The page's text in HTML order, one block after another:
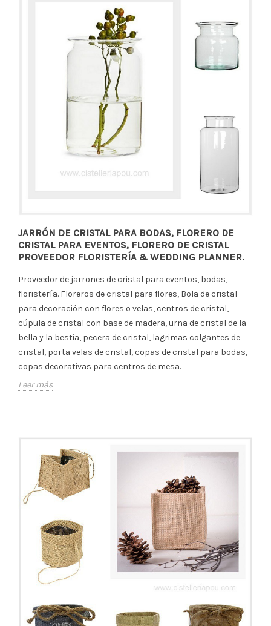
JARRÓN DE CRISTAL PARA BODAS, FLORERO DE
CRISTAL PARA EVENTOS, FLORERO DE CRISTAL
PROVEEDOR FLORISTERÍA & WEDDING PLANNER.
Proveedor de jarrones de cristal para eventos, bodas,
floristería. Floreros de cristal para flores, Bola de cristal
para decoración con flores o velas, centros de cristal,
cúpula de cristal con base de madera, urna de cristal de la
bella y la bestia, pecera de cristal, lagrimas colgantes de
cristal, porta velas de cristal, copas de cristal para bodas,
copas decorativas para centros de mesa.
Leer más